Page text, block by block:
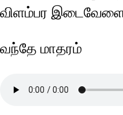
விளம்பர
வந்தே மாதரம்